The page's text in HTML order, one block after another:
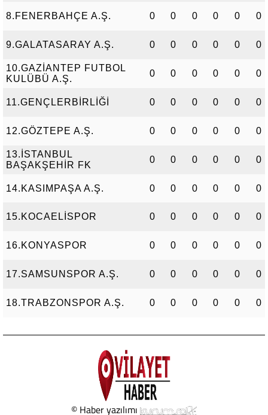
8.FENERBAHÇE A.Ş. 0 0 0 0 0 0
9.GALATASARAY A.Ş. 0 0 0 0 0 0
10.GAZİANTEP FUTBOL
KULÜBÜ A.Ş.
0 0 0 0 0 0
11.GENÇLERBİRLİĞİ 0 0 0 0 0 0
12.GÖZTEPE A.Ş. 0 0 0 0 0 0
13.İSTANBUL
BAŞAKŞEHİR FK
0 0 0 0 0 0
14.KASIMPAŞA A.Ş. 0 0 0 0 0 0
15.KOCAELİSPOR 0 0 0 0 0 0
16.KONYASPOR 0 0 0 0 0 0
17.SAMSUNSPOR A.Ş. 0 0 0 0 0 0
18.TRABZONSPOR A.Ş. 0 0 0 0 0 0
© Haber yazılımı